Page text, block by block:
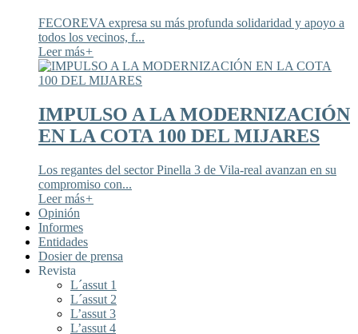
FECOREVA expresa su más profunda solidaridad y apoyo a
todos los vecinos, f...
Leer más+
IMPULSO A LA MODERNIZACIÓN
EN LA COTA 100 DEL MIJARES
Los regantes del sector Pinella 3 de Vila-real avanzan en su
compromiso con...
Leer más+
Opinión
Informes
Entidades
Dosier de prensa
Revista
L´assut 1
L´assut 2
L’assut 3
L’assut 4